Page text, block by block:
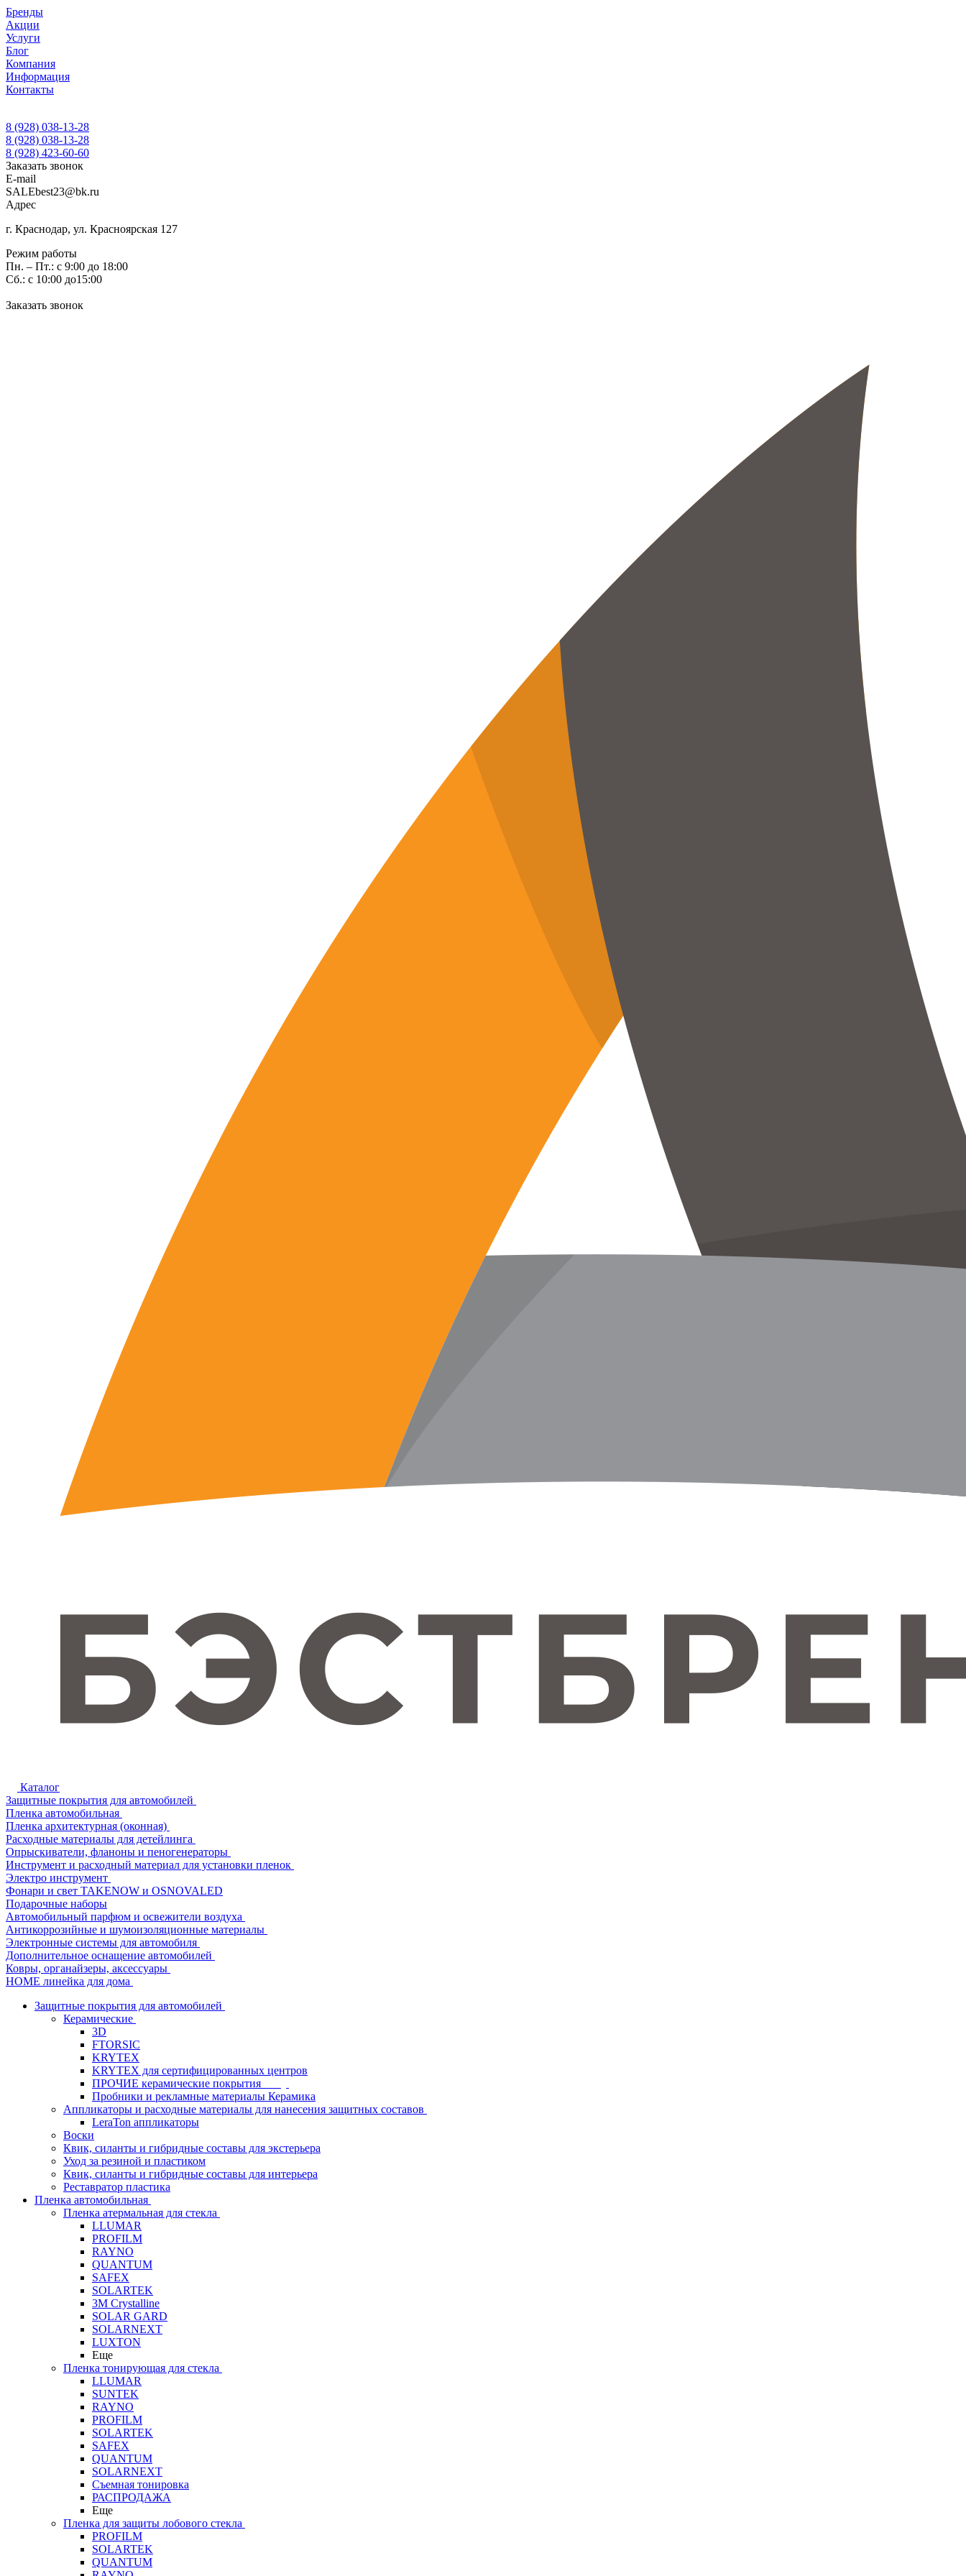
Бренды
Акции
Услуги
Блог
Компания
Информация
Контакты
8 (928) 038-13-28
8 (928) 038-13-28
8 (928) 423-60-60
Заказать звонок
E-mail
SALEbest23@bk.ru
Адрес
г. Краснодар, ул. Красноярская 127
Режим работы
Пн. – Пт.: с 9:00 до 18:00
Сб.: с 10:00 до15:00
Заказать звонок
Каталог
Защитные покрытия для автомобилей
Пленка автомобильная
Пленка архитектурная (оконная)
Расходные материалы для детейлинга
Опрыскиватели, фланоны и пеногенераторы
Инструмент и расходный материал для установки пленок
Электро инструмент
Фонари и свет TAKENOW и OSNOVALED
Подарочные наборы
Автомобильный парфюм и освежители воздуха
Антикоррозийные и шумоизоляционные материалы
Электронные системы для автомобиля
Дополнительное оснащение автомобилей
Ковры, органайзеры, аксессуары
HOME линейка для дома
Защитные покрытия для автомобилей
Керамические
3D
FTORSIC
KRYTEX
KRYTEX для сертифицированных центров
ПРОЧИЕ керамические покрытия
Пробники и рекламные материалы Керамика
Аппликаторы и расходные материалы для нанесения защитных составов
LeraTon аппликаторы
Воски
Квик, силанты и гибридные составы для экстерьера
Уход за резиной и пластиком
Квик, силанты и гибридные составы для интерьера
Реставратор пластика
Пленка автомобильная
Пленка атермальная для стекла
LLUMAR
PROFILM
RAYNO
QUANTUM
SAFEX
SOLARTEK
3M Crystalline
SOLAR GARD
SOLARNEXT
LUXTON
Еще
Пленка тонирующая для стекла
LLUMAR
SUNTEK
RAYNO
PROFILM
SOLARTEK
SAFEX
QUANTUM
SOLARNEXT
Съемная тонировка
РАСПРОДАЖА
Еще
Пленка для защиты лобового стекла
PROFILM
SOLARTEK
QUANTUM